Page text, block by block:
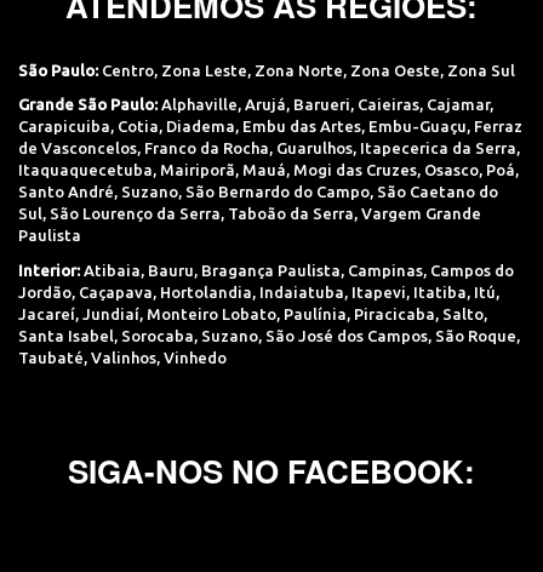
São Paulo: Centro Zona Leste Zona Norte Zona Oeste Zona Sul
Grande São Paulo: Alphaville, Arujá, Barueri, Caieiras, Cajamar,
Carapicuiba, Cotia, Diadema, Embu das Artes, Embu-Guaçu, Ferraz
de Vasconcelos, Franco da Rocha, Guarulhos, Itapecerica da Serra,
Itaquaquecetuba, Mairiporã, Mauá, Mogi das Cruzes, Osasco, Poá,
Santo André, Suzano, São Bernardo do Campo, São Caetano do
Sul, São Lourenço da Serra, Taboão da Serra, Vargem Grande
Paulista
Interior: Atibaia Bauru Bragança Paulista Campinas Campos do
Jordão Caçapava Hortolandia Indaiatuba Itapevi Itatiba Itú
Jacareí
Jundiaí Monteiro Lobato Paulínia Piracicaba Salto
Santa Isabel Sorocaba Suzano São José dos Campos São Roque
Taubaté Valinhos Vinhedo
SIGA-NOS NO FACEBOOK: